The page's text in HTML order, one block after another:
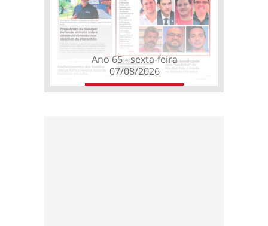
Ano 65 - sexta-feira
07/08/2026